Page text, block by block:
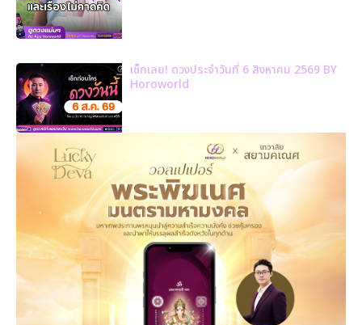
เช็กเลย! ดวงประจำวันที่ 6 สิงหาคม 2569 BY
Horoworld